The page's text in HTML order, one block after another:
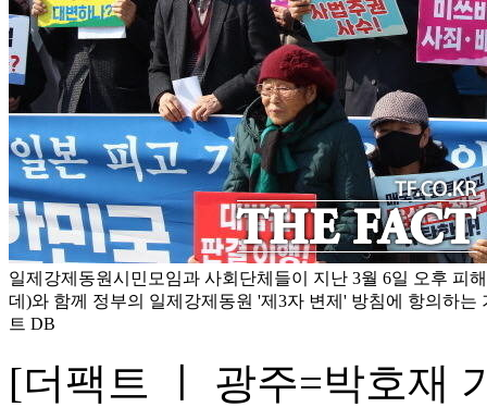
일제강제동원시민모임과 사회단체들이 지난 3월 6일 오후 피
데)와 함께 정부의 일제강제동원 '제3자 변제' 방침에 항의하는
트 DB
[더팩트 ㅣ 광주=박호재